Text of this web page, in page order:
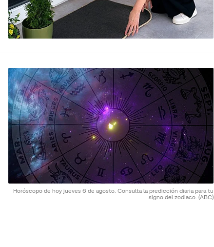
Horóscopo de hoy jueves 6 de agosto. Consulta la predicción diaria para tu
signo del zodiaco. (ABC)